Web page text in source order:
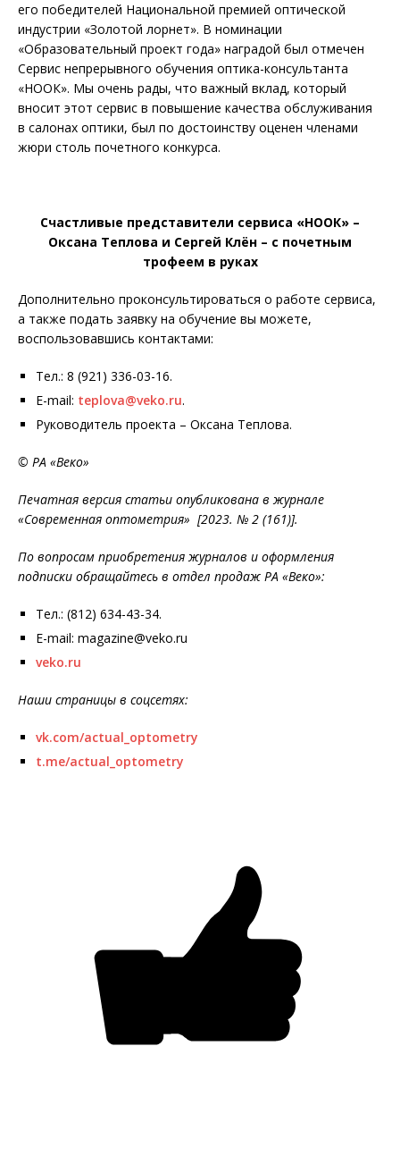
его победителей Национальной премией оптической
индустрии «Золотой лорнет». В номинации
«Образовательный проект года» наградой был отмечен
Сервис непрерывного обучения оптика-консультанта
«НООК». Мы очень рады, что важный вклад, который
вносит этот сервис в повышение качества обслуживания
в салонах оптики, был по достоинству оценен членами
жюри столь почетного конкурса.
Счастливые представители сервиса «НООК» –
Оксана Теплова и Сергей Клён – с почетным
трофеем в руках
Дополнительно проконсультироваться о работе сервиса,
а также подать заявку на обучение вы можете,
воспользовавшись контактами:
Тел.: 8 (921) 336-03-16.
E-mail: teplova@veko.ru.
Руководитель проекта – Оксана Теплова.
© РА «Веко»
Печатная версия статьи опубликована в журнале
«Современная оптометрия» [2023. № 2 (161)].
По вопросам приобретения журналов и оформления
подписки обращайтесь в отдел продаж РА «Веко»:
Тел.: (812) 634-43-34.
E-mail: magazine@veko.ru
veko.ru
Наши страницы в соцсетях:
vk.com/actual_optometry
t.me/actual_optometry